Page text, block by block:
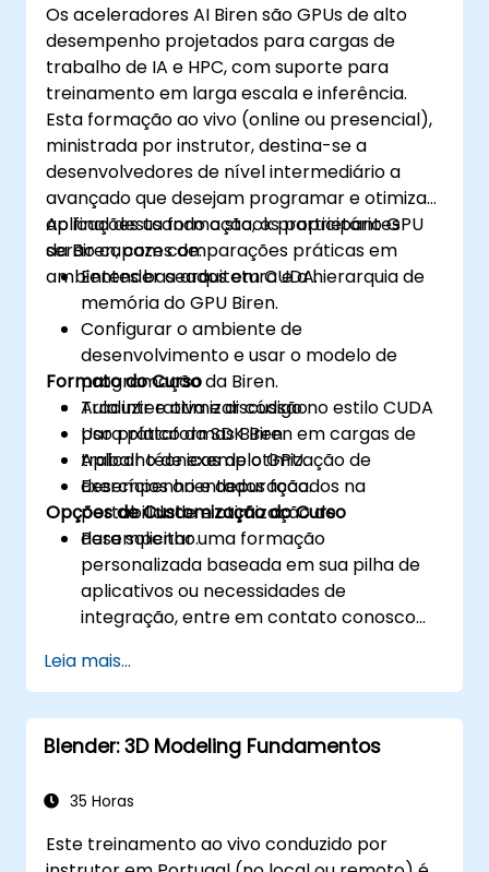
Os aceleradores AI Biren são GPUs de alto
desempenho projetados para cargas de
trabalho de IA e HPC, com suporte para
treinamento em larga escala e inferência.
Esta formação ao vivo (online ou presencial),
ministrada por instrutor, destina-se a
desenvolvedores de nível intermediário a
avançado que desejam programar e otimizar
aplicações usando o stack proprietário GPU
da Biren, com comparações práticas em
ambientes baseados em CUDA.
Ao final desta formação, os participantes
serão capazes de:
Entender a arquitetura e a hierarquia de
memória do GPU Biren.
Configurar o ambiente de
desenvolvimento e usar o modelo de
programação da Biren.
Traduzir e otimizar código no estilo CUDA
para plataformas Biren.
Aplicar técnicas de otimização de
desempenho e depuração.
Formato do Curso
Aula interativa e discussão.
Uso prático da SDK Biren em cargas de
trabalho de exemplo GPU.
Exercícios orientados focados na
portabilidade e otimização de
desempenho.
Opções de Customização do Curso
Para solicitar uma formação
personalizada baseada em sua pilha de
aplicativos ou necessidades de
integração, entre em contato conosco
Leia mais...
Blender: 3D Modeling Fundamentos
35 Horas
Este treinamento ao vivo conduzido por